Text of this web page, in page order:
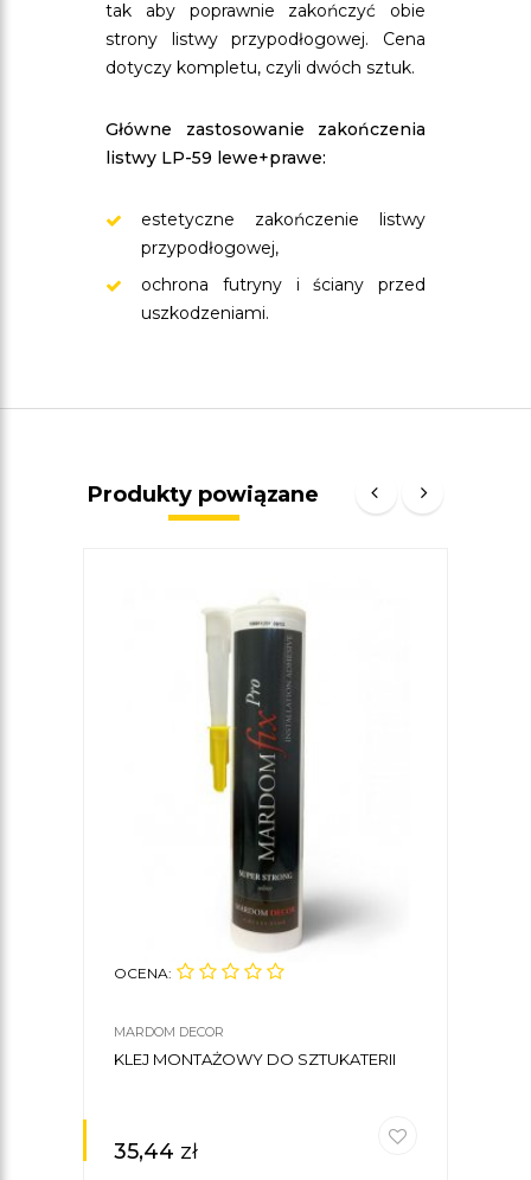
tak aby poprawnie zakończyć obie
strony listwy przypodłogowej. Cena
dotyczy kompletu, czyli dwóch sztuk.
Główne zastosowanie zakończenia
listwy LP-59 lewe+prawe:
estetyczne zakończenie listwy
przypodłogowej,
ochrona futryny i ściany przed
uszkodzeniami.
Produkty powiązane
OCENA:
MARDOM DECOR
KLEJ MONTAŻOWY DO SZTUKATERII
35,44 zł